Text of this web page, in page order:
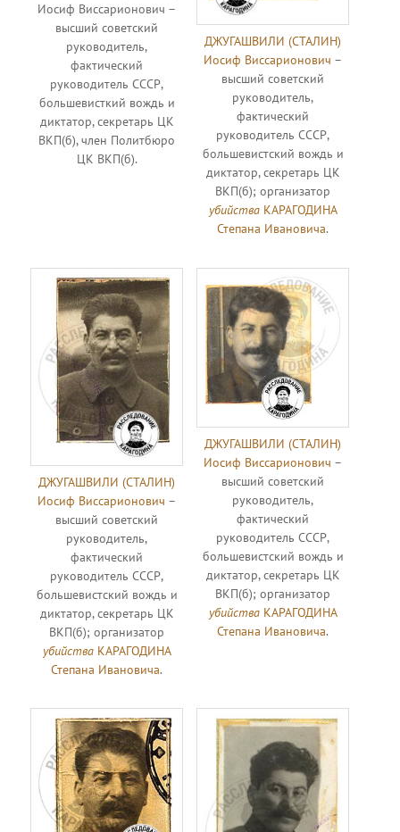
Иосиф Виссарионович –
высший советский
руководитель,
фактический
руководитель СССР,
большевисткий вождь и
диктатор, секретарь ЦК
ВКП(б), член Политбюро
ЦК ВКП(б).
ДЖУГАШВИЛИ (СТАЛИН)
Иосиф Виссарионович –
высший советский
руководитель,
фактический
руководитель СССР,
большевистский вождь и
диктатор, секретарь ЦК
ВКП(б); организатор
убийства КАРАГОДИНА
Степана Ивановича.
ДЖУГАШВИЛИ (СТАЛИН)
Иосиф Виссарионович –
высший советский
руководитель,
фактический
руководитель СССР,
большевистский вождь и
диктатор, секретарь ЦК
ВКП(б); организатор
убийства КАРАГОДИНА
Степана Ивановича.
ДЖУГАШВИЛИ (СТАЛИН)
Иосиф Виссарионович –
высший советский
руководитель,
фактический
руководитель СССР,
большевистский вождь и
диктатор, секретарь ЦК
ВКП(б); организатор
убийства КАРАГОДИНА
Степана Ивановича.